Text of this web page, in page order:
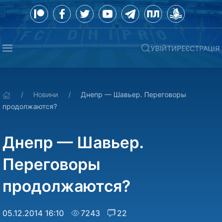
УВІЙТИРЕЄСТРАЦІЯ
Новини
Днепр — Шавьер. Переговоры
продолжаются?
Днепр — Шавьер.
Переговоры
продолжаются?
05.12.2014 16:10 7243 22